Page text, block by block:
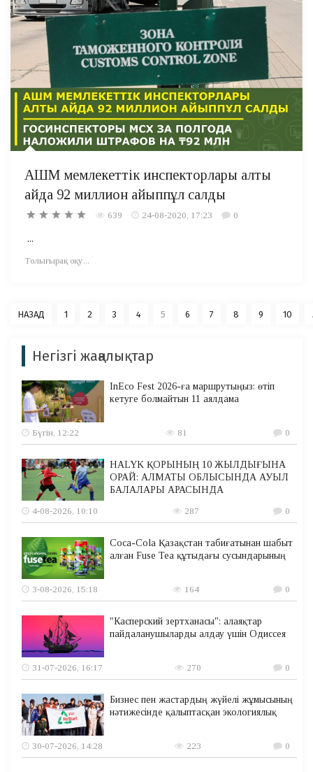
АШМ мемлекеттік инспекторлары алты
айда 92 миллион айыппұл салды
639 24-08-2020, 17:23 0
...
Толығырақ оқу...
НАЗАД 1 2 3 4 5 6 7 8 9 10
Негізгі жаңалықтар
InEco Fest 2026-ға маршрутыңыз: өтіп
кетуге болмайтын 11 аялдама
Бүгін, 12:22 81 0
HALYK ҚОРЫНЫҢ 10 ЖЫЛДЫҒЫНА
ОРАЙ: АЛМАТЫ ОБЛЫСЫНДА АУЫЛ
БАЛАЛАРЫ АРАСЫНДА
4-08-2026, 10:10
287 0
Coca-Cola Қазақстан табиғатынан шабыт
алған Fuse Tea құтыдағы сусындарының
3-08-2026, 15:18 164 0
"Касперский зертханасы": алаяқтар
пайдаланушыларды алдау үшін Одиссея
31-07-2026, 16:17 270 0
Бизнес пен жастардың жүйелі жұмысының
нәтижесінде қалыптасқан экологиялық
30-07-2026, 14:28 223 0